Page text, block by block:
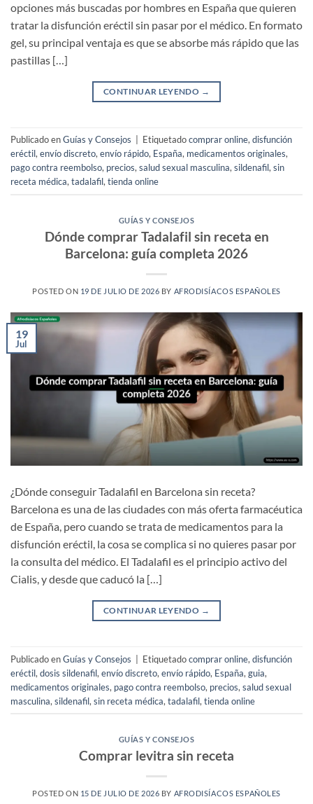
opciones más buscadas por hombres en España que quieren
tratar la disfunción eréctil sin pasar por el médico. En formato
gel, su principal ventaja es que se absorbe más rápido que las
pastillas […]
CONTINUAR LEYENDO →
Publicado enGuías y Consejos Etiquetadocomprar online,disfunción
eréctil,envío discreto,envío rápido, España, medicamentos originales,
pago contra reembolso, precios,salud sexual masculina,sildenafil,sin
receta médica,tadalafil,tienda online
GUÍAS Y CONSEJOS
Dónde comprar Tadalafil sin receta en
Barcelona: guía completa 2026
POSTED ON 19 DE JULIO DE 2026 BY AFRODISÍACOS ESPAÑOLES
19
Jul
¿Dónde conseguir Tadalafil en Barcelona sin receta?
Barcelona es una de las ciudades con más oferta farmacéutica
de España, pero cuando se trata de medicamentos para la
disfunción eréctil, la cosa se complica si no quieres pasar por
la consulta del médico. El Tadalafil es el principio activo del
Cialis, y desde que caducó la […]
CONTINUAR LEYENDO →
Publicado enGuías y Consejos Etiquetadocomprar online, disfunción
eréctil, dosis sildenafil, envío discreto, envío rápido, España, guia,
medicamentos originales, pago contra reembolso, precios, salud sexual
masculina, sildenafil, sin receta médica, tadalafil, tienda online
GUÍAS Y CONSEJOS
Comprar levitra sin receta
POSTED ON 15 DE JULIO DE 2026 BY AFRODISÍACOS ESPAÑOLES